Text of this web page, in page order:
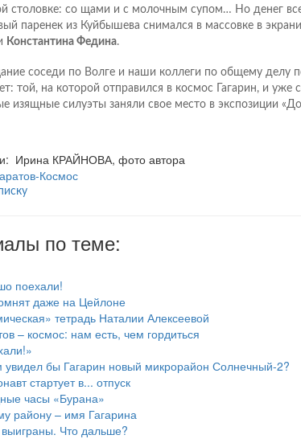
столовке: со щами и с молочным супом… Но денег
паренек из Куйбышева снимался в массовке в
Константина Федина.
соседи по Волге и наши коллеги по общему делу
той, на которой отправился в космос Гагарин, и
изящные силуэты заняли свое место в экспозиции
Ирина КРАЙНОВА, фото автора
Космос
по теме:
поехали!
даже на Цейлоне
тетрадь Наталии Алексеевой
– космос: нам есть, чем гордиться
увидел бы Гагарин новый микрорайон Солнечный-2?
стартует в... отпуск
часы «Бурана»
району – имя Гагарина
Что дальше?